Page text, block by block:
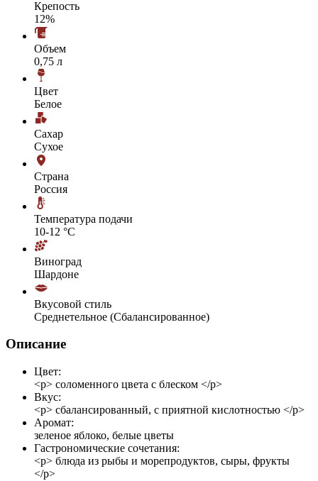
Крепость
12%
Объем
0,75 л
Цвет
Белое
Сахар
Сухое
Страна
Россия
Температура подачи
10-12 °С
Виноград
Шардоне
Вкусовой стиль
Среднетельное (Сбалансированное)
Описание
Цвет:
<p> соломенного цвета с блеском </p>
Вкус:
<p> сбалансированный, с приятной кислотностью </p>
Аромат:
зеленое яблоко, белые цветы
Гастрономические сочетания:
<p> блюда из рыбы и морепродуктов, сыры, фрукты
</p>